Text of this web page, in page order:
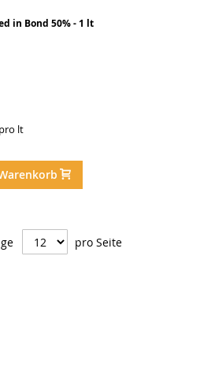
in Bond 50% - 1 lt
lt
pro Seite